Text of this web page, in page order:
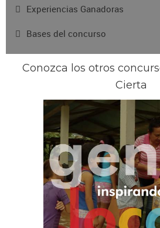
Experiencias Ganadoras
Bases del concurso
Conozca los otros
Cierta